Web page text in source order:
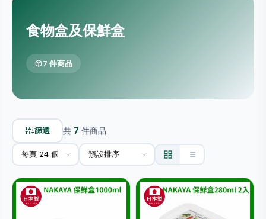
食物盒及保鮮盒
7 件商品
篩選 共 7 件商品